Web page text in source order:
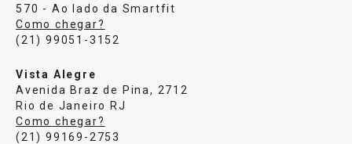
570 - Ao lado da Smartfit
Como chegar?
(21) 99051-3152
Vista Alegre
Avenida Braz de Pina, 2712
Rio de Janeiro RJ
Como chegar?
(21) 99169-2753